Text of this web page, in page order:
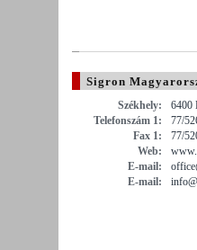
Sigron
Székhely:
6400
Telefonszám 1:
77/
Fax 1:
77/
Web:
E-mail:
E-mail: